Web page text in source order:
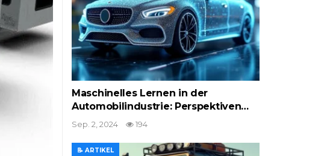
Maschinelles Lernen in der
Automobilindustrie: Perspektiven…
Sep. 2, 2024 194
📝 ARTIKEL